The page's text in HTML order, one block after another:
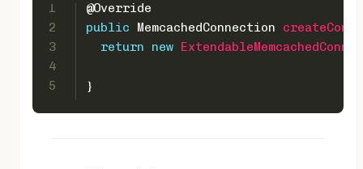
1
2
3
4
5
@Override
public MemcachedConnection
return
new
}